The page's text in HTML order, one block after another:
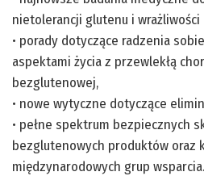
nietolerancji glutenu i wrażliwości
• porady dotyczące radzenia
aspektami życia z przewlekłą
bezglutenowej,
• nowe wytyczne dotyczące
• pełne spektrum bezpiecznych
bezglutenowych produktów oraz
międzynarodowych grup wsparcia.